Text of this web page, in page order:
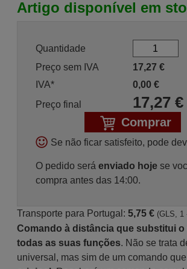
Artigo disponível em
Quantidade
Preço sem IVA
17,27 €
IVA*
0,00 €
Preço final
17,27€
Comprar
Se não ficar satisfeito, pode
O pedido será enviado hojese
compra antes das 14:00.
Transporte para Portugal: 5,75 € (GLS, 1
Comando à distância que substitui o
todas as suas funções. Não se trata
universal, mas sim de um comando que